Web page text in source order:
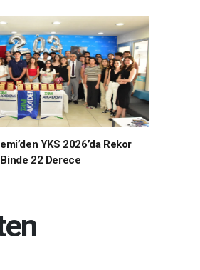
YKS 2026’da Rekor
Binde 22 Derece